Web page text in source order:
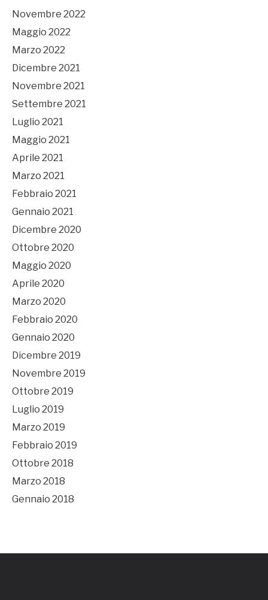
Novembre 2022
Maggio 2022
Marzo 2022
Dicembre 2021
Novembre 2021
Settembre 2021
Luglio 2021
Maggio 2021
Aprile 2021
Marzo 2021
Febbraio 2021
Gennaio 2021
Dicembre 2020
Ottobre 2020
Maggio 2020
Aprile 2020
Marzo 2020
Febbraio 2020
Gennaio 2020
Dicembre 2019
Novembre 2019
Ottobre 2019
Luglio 2019
Marzo 2019
Febbraio 2019
Ottobre 2018
Marzo 2018
Gennaio 2018